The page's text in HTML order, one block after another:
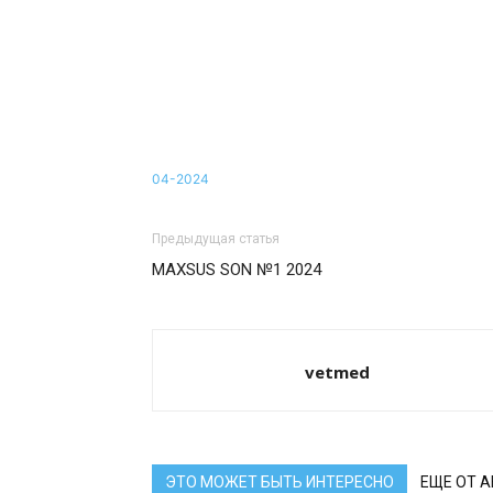
04-2024
Предыдущая статья
MAXSUS SON №1 2024
vetmed
ЭТО МОЖЕТ БЫТЬ ИНТЕРЕСНО ЕЩЕ ОТ